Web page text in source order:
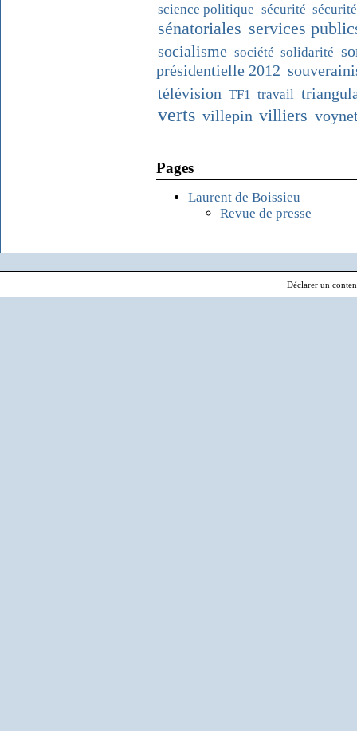
science politique sécurité
sénatoriales services
socialisme société solidarité
présidentielle 2012
télévision TF1 travail
verts villepin villiers
Pages
Laurent de Boissieu
Revue de presse
Déclarer un